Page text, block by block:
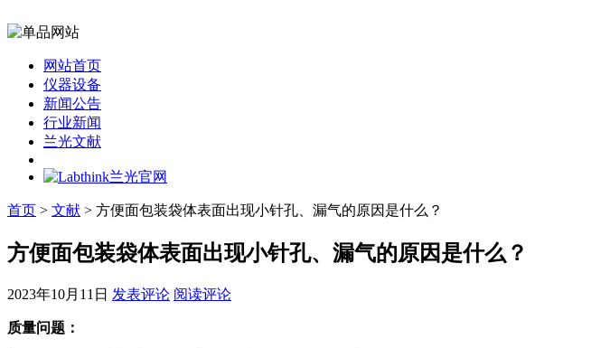
网站首页
仪器设备
新闻公告
行业新闻
兰光文献
首页 > 文献 > 方便面包装袋体表面出现小针孔、漏气的原因是什么？
方便面包装袋体表面出现小针孔、漏气的原因是什么？
2023年10月11日 发表评论 阅读评论
质量问题：